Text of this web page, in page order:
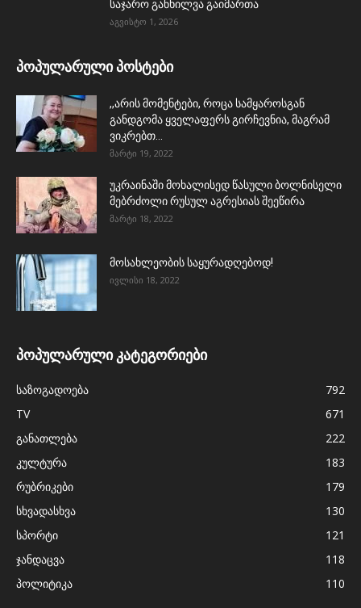
საჯარო განხილვა გაიმართა
აგვისტო 1, 2026
პოპულარული პოსტები
,,არის მომენტები, როცა სამყაროსგან
განდგომა ყველაფერს გირჩევნია, მაგრამ
ვიკრებთ...
მარტი 19, 2022
უკრაინაში მოხალისედ წასული ბოლნისელი
მებრძოლი რუსულ აგრესიას შეეწირა
მარტი 18, 2022
მოსახლეობის საყურადღებოდ!
ივლისი 18, 2022
პოპულარული კატეგორიები
საზოგადოება
792
TV
671
განათლება
222
კულტურა
183
რუბრიკები
179
სხვადასხვა
130
სპორტი
121
ჯანდაცვა
118
პოლიტიკა
110